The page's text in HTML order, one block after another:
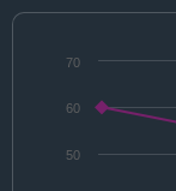
50
60
70